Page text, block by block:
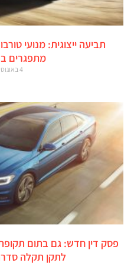
תביעה ייצוגית: מנועי
מתפגרים
4 באוגוסט 2026
פסק דין חדש: גם בתום
לתקן תקלה